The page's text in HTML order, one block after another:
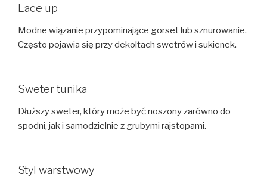
Lace up
Modne wiązanie przypominające gorset lub sznurowanie.
Często pojawia się przy dekoltach swetrów i sukienek.
Sweter tunika
Dłuższy sweter, który może być noszony zarówno do
spodni, jak i samodzielnie z grubymi rajstopami.
Styl warstwowy